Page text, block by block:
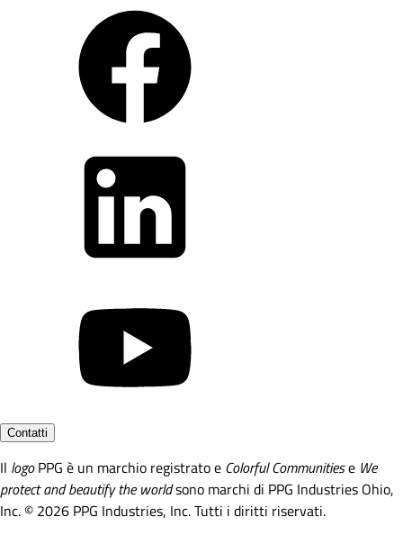
Contatti
Il logoPPG è un marchio registrato e Colorful Communitiese We
protect and beautify the worldsono marchi di PPG Industries Ohio,
Inc. © 2026 PPG Industries, Inc. Tutti i diritti riservati.